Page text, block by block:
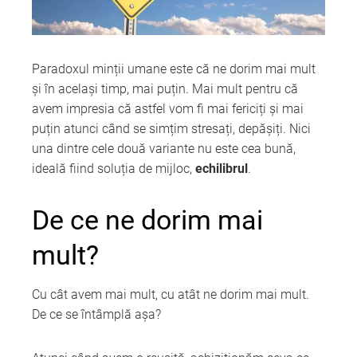
Paradoxul minții umane este că ne dorim mai mult
și în același timp, mai puțin. Mai mult pentru că
avem impresia că astfel vom fi mai fericiți și mai
puțin atunci când se simțim stresați, depășiți. Nici
una dintre cele două variante nu este cea bună,
ideală fiind soluția de mijloc, echilibrul.
De ce ne dorim mai
mult?
Cu cât avem mai mult, cu atât ne dorim mai mult.
De ce se întâmplă așa?